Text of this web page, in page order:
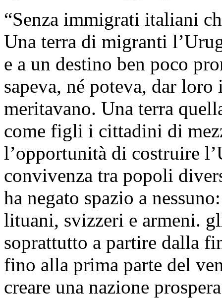
“Senza immigrati italiani
Una terra di migranti
e a un destino ben poco
sapeva, né poteva, dar
meritavano. Una terra
come figli i cittadini di
l’opportunità di costruire
convivenza tra popoli
ha negato spazio a
lituani, svizzeri e armeni.
soprattutto a partire dalla
fino alla prima parte del
creare una nazione